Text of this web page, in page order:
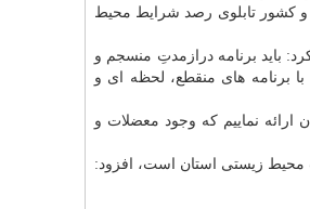
و کشور تابلوی رصد شرایط محیط
باید برنامه درازمدتِ منسجم و
برنامه های منقطع، لحظه ای و
نماییم که وجود معضلات و
محیط زیستی استان است، افزود: